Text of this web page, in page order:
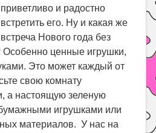
приветливо и радостно
встретить его. Ну и какая же
встреча Нового года без
Особенно ценные игрушки,
Это может каждый от
свою комнату
а настоящую зеленую
игрушками или
материалов. У нас на